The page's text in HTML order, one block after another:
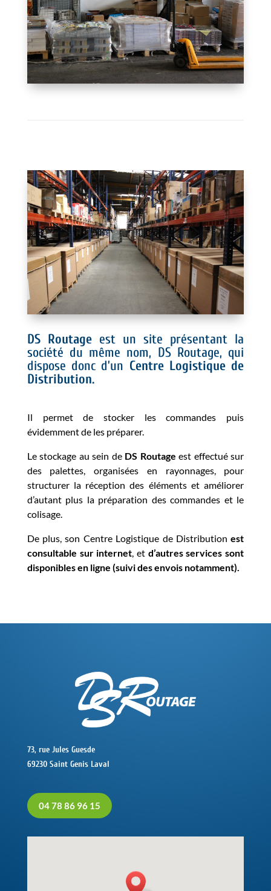
DS Routageest un site présentant la
société du même nom, DS Routage, qui
dispose donc d’un Centre Logistique de
Distribution.
Il permet de stocker les commandes puis
évidemment de les préparer.
Le stockage au sein de DS Routage est effectué sur
des palettes, organisées en rayonnages, pour
structurer la réception des éléments et améliorer
d’autant plus la préparation des commandes et le
colisage.
De plus, son Centre Logistique de Distribution est
consultable sur internet, et d’autres services sont
disponibles en ligne (suivi des envois notamment).
73, rue Jules Guesde
69230 Saint Genis Laval
04 78 86 96 15